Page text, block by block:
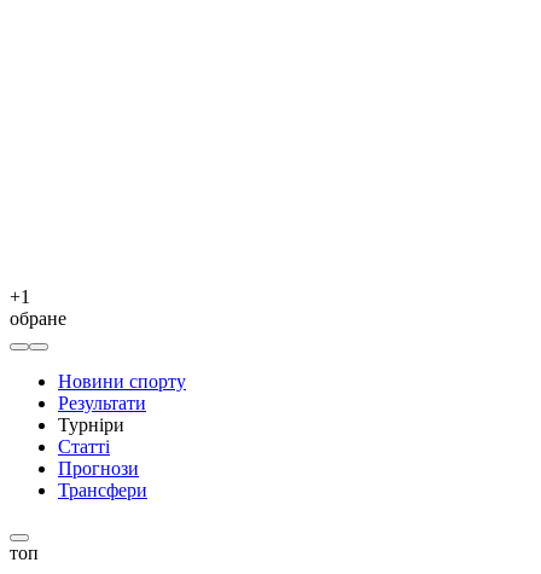
+1
обране
Новини спорту
Результати
Турніри
Статті
Прогнози
Трансфери
топ